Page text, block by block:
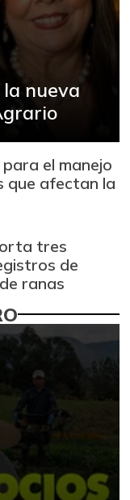
nueva
el manejo
que afectan la
tres
de
ranas